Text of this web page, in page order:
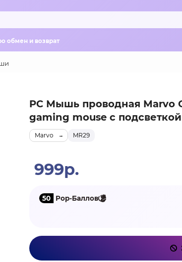
обмен и возврат
PC Мышь проводная Marvo
gaming mouse с подсветкой
MR29
Marvo
999р.
50 Pop-Баллов